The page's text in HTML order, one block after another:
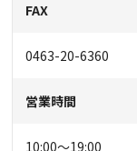
FAX
0463-20-6360
営業時間
10:00～19:00